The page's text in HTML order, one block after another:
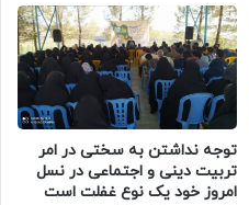
توجه نداشتن به سختی در امر
تربیت دینی و اجتماعی در نسل
امروز خود یک نوع غفلت است